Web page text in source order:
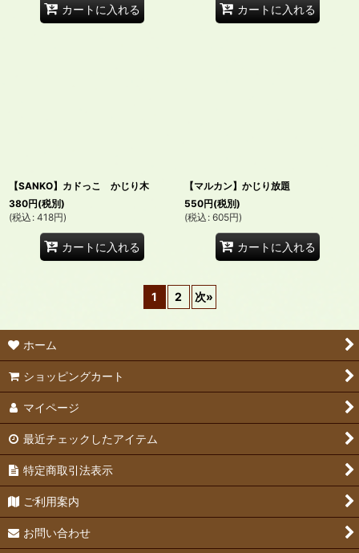
カートに入れる カートに入れる
【SANKO】カドっこ かじり木
380円(税別)
(税込 : 418円)
カートに入れる
【マルカン】かじり放題
550円(税別)
(税込 : 605円)
カートに入れる
1 2 次»
ホーム
ショッピングカート
マイページ
最近チェックしたアイテム
特定商取引法表示
ご利用案内
お問い合わせ